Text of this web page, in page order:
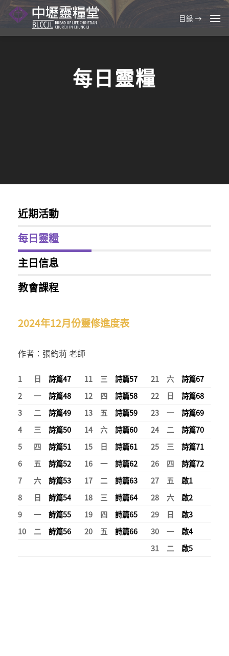
Skip
to
目錄 →
每日靈糧
近期活動
每日靈糧
主日信息
教會課程
2024年12月份靈修進度表
作者：張鈞莉 老師
1 日 詩篇47 11 三 詩篇57 21 六 詩篇67
2
一 詩篇48 12 四 詩篇58 22 日 詩篇68
3
二 詩篇49 13 五 詩篇59 23 一 詩篇69
4
三 詩篇50 14 六 詩篇60 24 二 詩篇70
5
四 詩篇51 15 日 詩篇61 25 三 詩篇71
6
五 詩篇52 16 一 詩篇62 26 四 詩篇72
7
六 詩篇53 17 二 詩篇63 27 五 啟1
8
日 詩篇54 18 三 詩篇64 28 六 啟2
9
一 詩篇55 19 四 詩篇65 29 日 啟3
10
二 詩篇56 20 五 詩篇66 30 一 啟4
31
二 啟5